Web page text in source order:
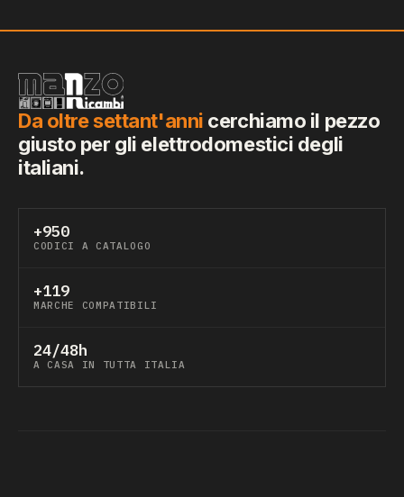
Da oltre settant'anni cerchiamo il pezzo
giusto per gli elettrodomestici degli
italiani.
+950
CODICI A CATALOGO
+119
MARCHE COMPATIBILI
24/48h
A CASA IN TUTTA ITALIA